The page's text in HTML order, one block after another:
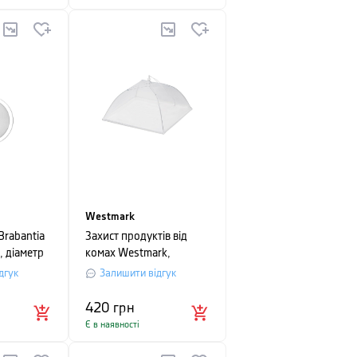
діаметр
Westmark
Захист продуктів від
комах Westmark,
34х34х25 см, білий
Залишити відгук
420 грн
Є в наявності